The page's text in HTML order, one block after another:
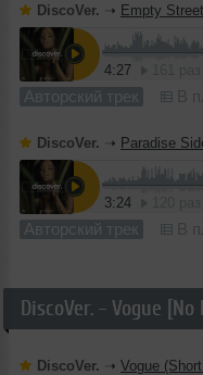
DiscoVer. ➝ Empty Streets
4:27
Авторский трек В
DiscoVer. ➝ Paradise Side
3:24
Авторский трек В
DiscoVer. - Vogue
DiscoVer. ➝ Vogue